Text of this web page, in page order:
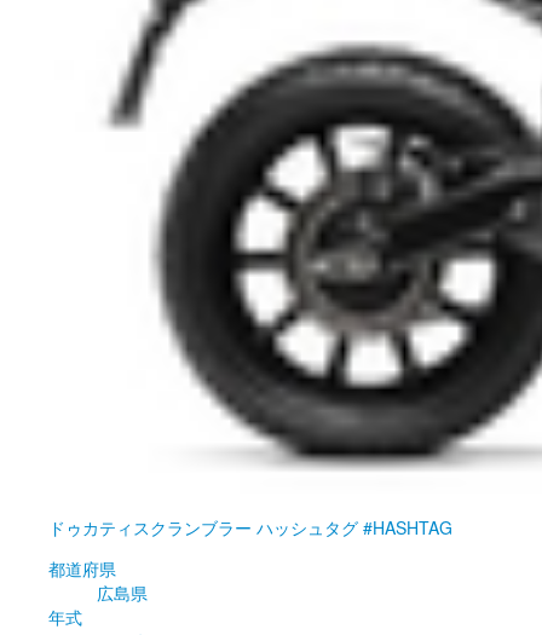
ドゥカティ スクランブラー ハッシュタグ #HASHTAG
都道府県
広島県
年式